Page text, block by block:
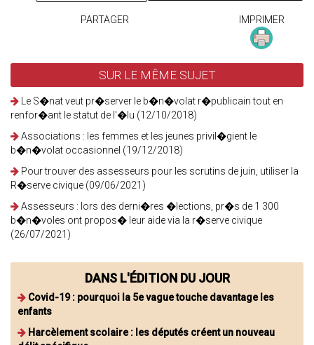
PARTAGER IMPRIMER
SUR LE MÊME SUJET
Le S�nat veut pr�server le b�n�volat r�publicain tout en
renfor�ant le statut de l'�lu (12/10/2018)
Associations : les femmes et les jeunes privil�gient le
b�n�volat occasionnel (19/12/2018)
Pour trouver des assesseurs pour les scrutins de juin, utiliser la
R�serve civique (09/06/2021)
Assesseurs : lors des derni�res �lections, pr�s de 1 300
b�n�voles ont propos� leur aide via la r�serve civique
(26/07/2021)
DANS L'ÉDITION DU JOUR
Covid-19 : pourquoi la 5e vague touche davantage les
enfants
Harcèlement scolaire : les députés créent un nouveau